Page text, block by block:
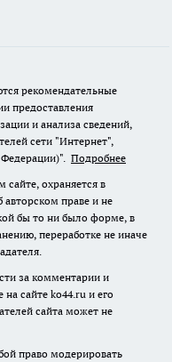
рекомендательные
предоставления
и анализа сведений,
сети "Интернет",
Подробнее
охраняется в
авторском праве и не
бы то ни было форме, в
переработке не иначе
за комментарии и
сайте ko44.ru и его
сайта может не
право модерировать